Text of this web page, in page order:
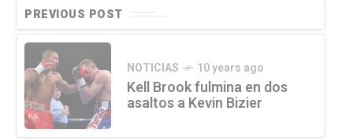
PREVIOUS POST
NOTICIAS 10 years ago
Kell Brook fulmina en dos
asaltos a Kevin Bizier